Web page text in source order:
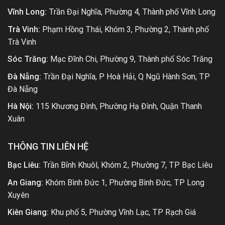
Vĩnh Long: Trần Đại Nghĩa, Phường 4, Thành phố Vĩnh Long
Trà Vinh: Phạm Hồng Thái, Khóm 3, Phường 2, Thành phố
Trà Vinh
Sóc Trăng: Mạc Đĩnh Chi, Phường 9, Thành phố Sóc Trăng
Đà Nẵng: Trần Đại Nghĩa, P Hoà Hải, Q Ngũ Hành Sơn, TP
Đà Nẵng
Hà Nội: 115 Khương Đình, Phường Hạ Đình, Quận Thanh
Xuân
THÔNG TIN LIÊN HỆ
Bạc Liêu: Trần Bỉnh Khuôl, Khóm 2, Phường 7, TP Bạc Liêu
An Giang: Khóm Bình Đức 1, Phường Bình Đức, TP Long
Xuyên
Kiên Giang: Khu phố 5, Phường Vĩnh Lạc, TP Rạch Giá